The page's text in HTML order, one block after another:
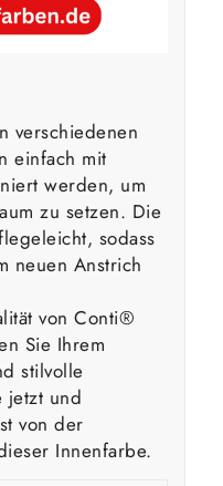
verschiedenen
einfach mit
werden, um
zu setzen. Die
sodass
neuen Anstrich
von Conti®
Sie Ihrem
stilvolle
jetzt und
von der
Innenfarbe.